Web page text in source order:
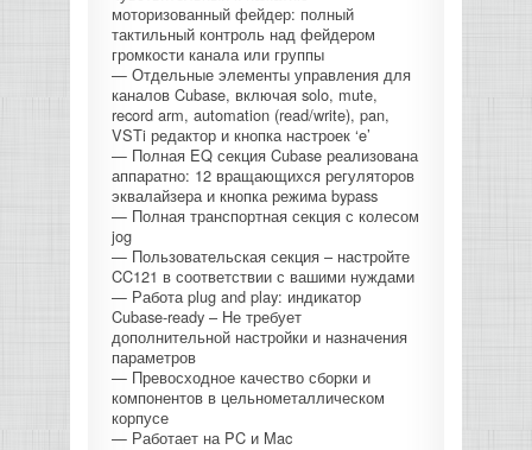
моторизованный фейдер: полный
тактильный контроль над фейдером
громкости канала или группы
— Отдельные элементы управления для
каналов Cubase, включая solo, mute,
record arm, automation (read/write), pan,
VSTi редактор и кнопка настроек ‘e’
— Полная EQ секция Cubase реализована
аппаратно: 12 вращающихся регуляторов
эквалайзера и кнопка режима bypass
— Полная транспортная секция с колесом
jog
— Пользовательская секция – настройте
CC121 в соответствии с вашими нуждами
— Работа plug and play: индикатор
Cubase-ready – Не требует
дополнительной настройки и назначения
параметров
— Превосходное качество сборки и
компонентов в цельнометаллическом
корпусе
— Работает на PC и Mac